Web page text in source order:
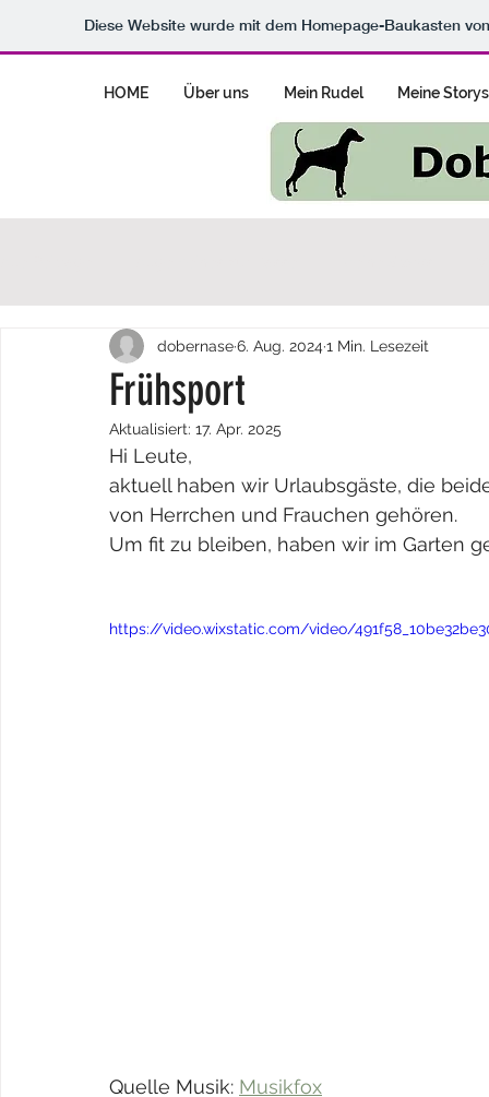
Diese Website wurde mit dem Homepage-Baukasten
HOME Über uns Mein Rudel Meine Storys
Frühsport
dobernase6. Aug. 2024 1 Min. Lesezeit
Aktualisiert: 17. Apr. 2025
Hi Leute,
aktuell haben wir Urlaubsgäste, die
von Herrchen und Frauchen gehören.
Um fit zu bleiben, haben wir im Garten
https://video.wixstatic.com/video/
Quelle Musik: Musikfox